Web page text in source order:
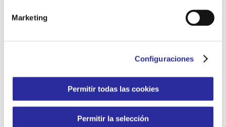
Marketing
Configuraciones
Permitir todas las cookies
Permitir la selección
Hospital de Bellvitge
igualdad inclusión infantes
infantes hospitalizados jornadas empresariales